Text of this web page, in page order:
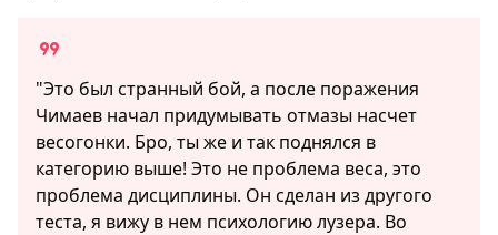
"Это был странный бой, а после поражения
Чимаев начал придумывать отмазы насчет
весогонки. Бро, ты же и так поднялся в
категорию выше! Это не проблема веса, это
проблема дисциплины. Он сделан из другого
теста, я вижу в нем психологию лузера. Во